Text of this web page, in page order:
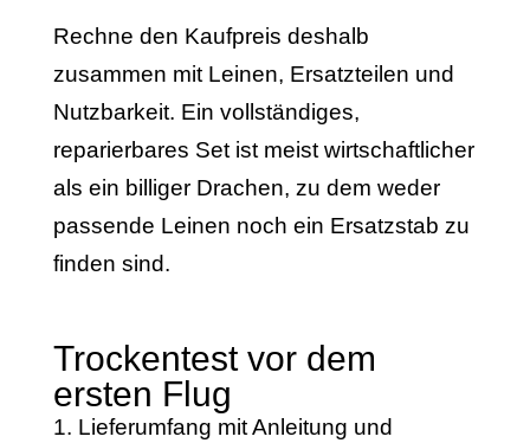
Rechne den Kaufpreis deshalb
zusammen mit Leinen, Ersatzteilen und
Nutzbarkeit. Ein vollständiges,
reparierbares Set ist meist wirtschaftlicher
als ein billiger Drachen, zu dem weder
passende Leinen noch ein Ersatzstab zu
finden sind.
Trockentest vor dem
ersten Flug
Lieferumfang mit Anleitung und